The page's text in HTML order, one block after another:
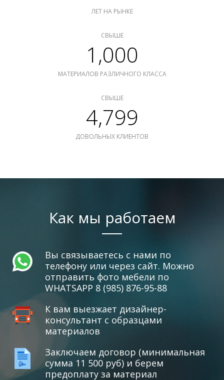
ЛЕТ НА РЫНКЕ
СВЫШЕ
1,000
МАТЕРИАЛОВ РАЗЛИЧНОГО КЛАССА
СВЫШЕ
4,799
ДОВОЛЬНЫХ КЛИЕНТОВ
Как мы работаем
Вы связываетесь с нами по
телефону или через сайт. Можно
отправить фото мебели по
WHATSAPP 8 (985) 876-95-88
К вам выезжает дизайнер-
консультант с образцами
материалов
Заключаем договор (минимальная
сумма 11 500 руб) и берем
предоплату за материал